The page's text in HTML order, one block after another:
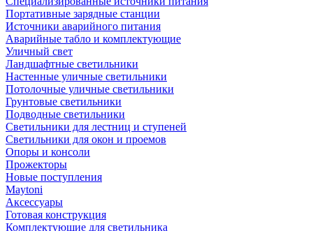
Портативные зарядные станции
Источники аварийного питания
Аварийные табло и комплектующие
Уличный свет
Ландшафтные светильники
Настенные уличные светильники
Потолочные уличные светильники
Грунтовые светильники
Подводные светильники
Светильники для лестниц и ступеней
Светильники для окон и проемов
Опоры и консоли
Прожекторы
Новые поступления
Maytoni
Аксессуары
Готовая конструкция
Комплектующие для светильника